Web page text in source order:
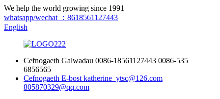
We help the world growing since 1991
whatsapp/wechat ：8618561127443
English
Cefnogaeth Galwadau 0086-18561127443 0086-535
6856565
Cefnogaeth E-bost katherine_ytsc@126.com
805870329@qq.com